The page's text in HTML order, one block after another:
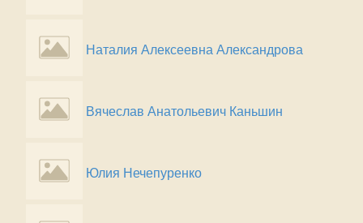
Наталия Алексеевна Александрова
Вячеслав Анатольевич Каньшин
Юлия Нечепуренко